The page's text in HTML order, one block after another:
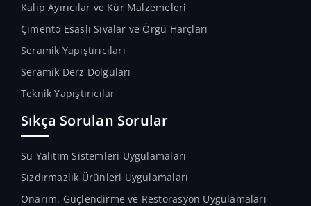
Kalıp Ayırıcılar ve Kür Malzemeleri
Çimento Esaslı Sıvalar ve Örgü Harçları
Seramik Yapıştırıcıları
Seramik Derz Dolguları
Teknik Yapıştırıcılar
Sıkça Sorulan Sorular
Su Yalıtım Sistemleri Uygulamaları
Sızdırmazlık Ürünleri Uygulamaları
Onarım, Güçlendirme ve Restorasyon Uygulamaları